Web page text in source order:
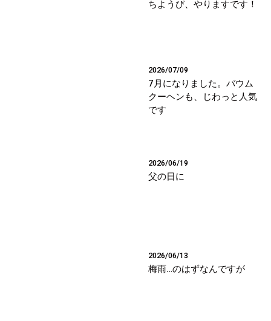
ちようび、やりますです！
2026/07/09
7月になりました。バウム
クーヘンも、じわっと人気
です
2026/06/19
父の日に
2026/06/13
梅雨…のはずなんですが